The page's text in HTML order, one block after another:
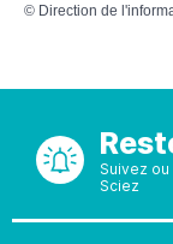
© Direction de
Suivez
Sciez